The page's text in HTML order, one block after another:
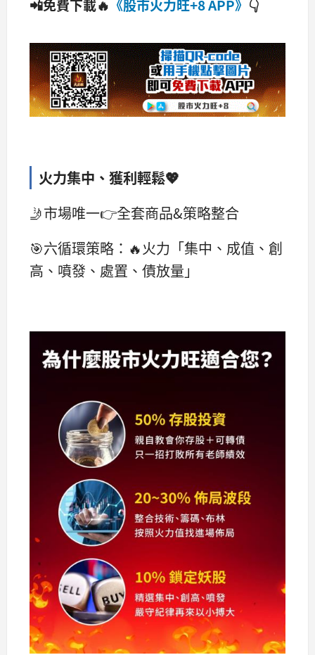
📲免費下載🔥 《股市火力旺+8 APP》 👇
火力集中、獲利輕鬆💖
🤳市場唯一👉全套商品&策略整合
🎯六循環策略：🔥火力「集中、成值、創
高、噴發、處置、債放量」